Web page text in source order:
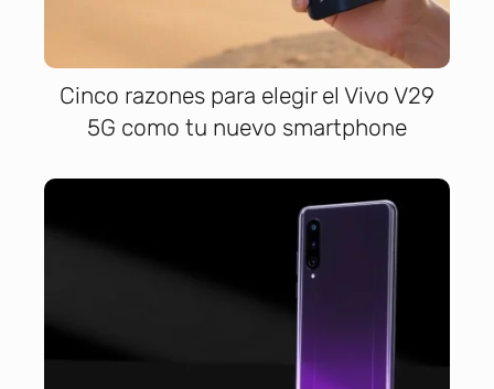
Cinco razones para elegir el Vivo V29
5G como tu nuevo smartphone